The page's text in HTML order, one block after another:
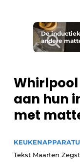
in de
Meest
Privacy /
Vacature
Video’s
De
andere
aan hun
met
Tekst Maarten